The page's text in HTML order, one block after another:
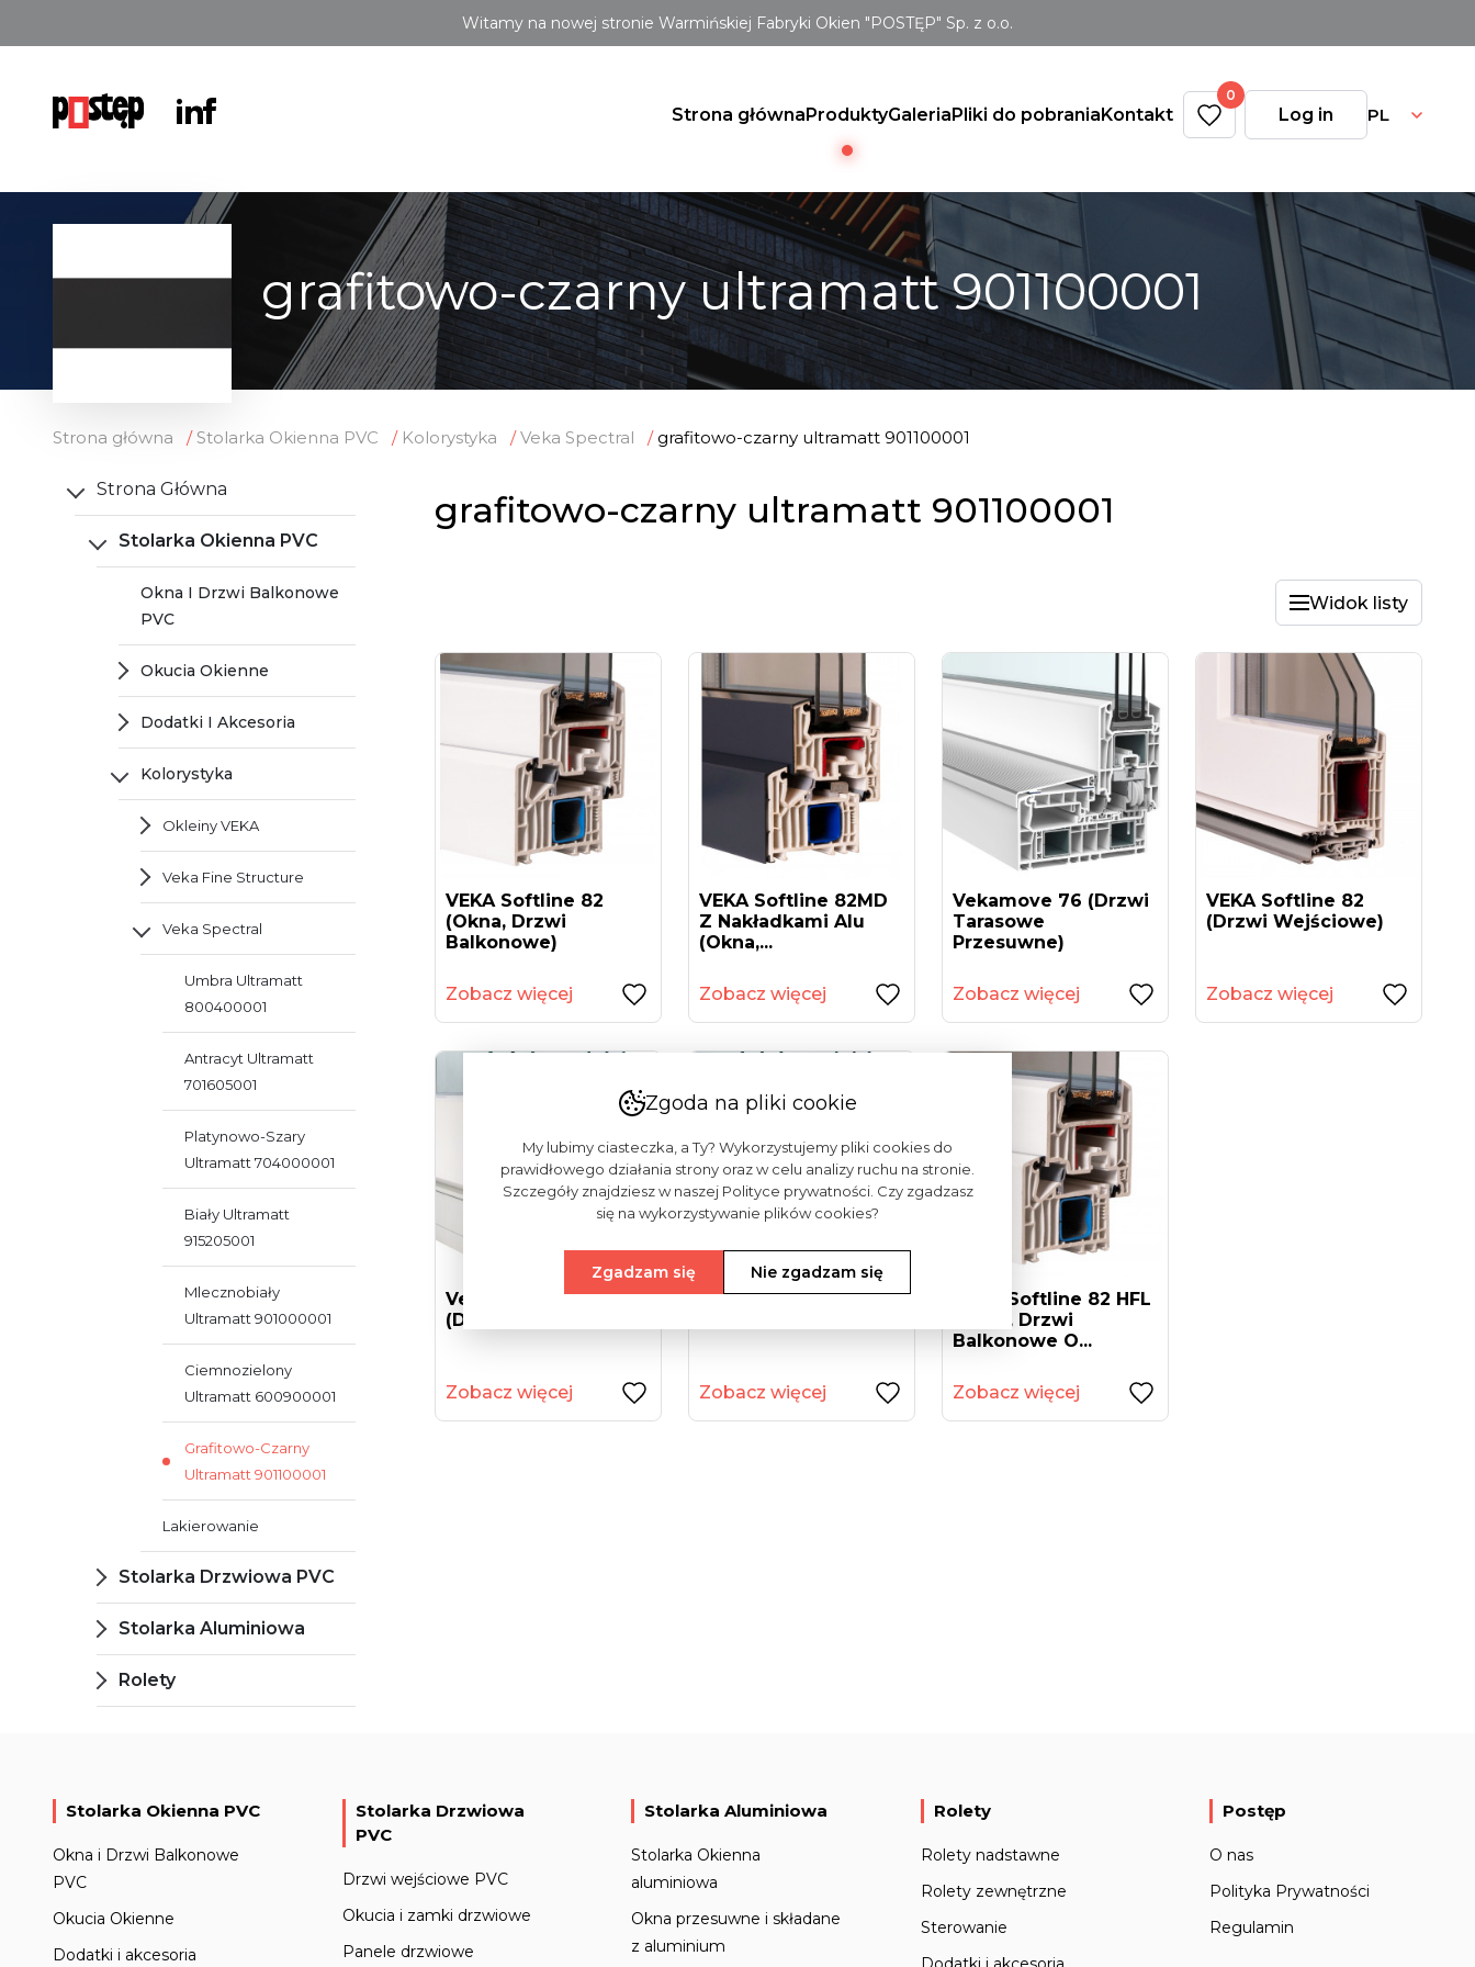
Witamy na nowej stronie Warmińskiej Fabryki Okien "POSTĘP" Sp. z o.o.
Strona głównaProduktyGaleriaPliki do pobraniaKontakt
0
Log in PL
grafitowo-czarny ultramatt 901100001
Strona główna Stolarka Okienna PVC Kolorystyka Veka Spectral grafitowo-czarny ultramatt 901100001
Strona Główna
Stolarka Okienna PVC
Okna I Drzwi Balkonowe
PVC
Okucia Okienne
Dodatki I Akcesoria
Kolorystyka
Okleiny VEKA
Veka Fine Structure
Veka Spectral
Umbra Ultramatt
800400001
Antracyt Ultramatt
701605001
Platynowo-Szary
Ultramatt 704000001
Biały Ultramatt
915205001
Mlecznobiały
Ultramatt 901000001
Ciemnozielony
Ultramatt 600900001
Grafitowo-Czarny
Ultramatt 901100001
Lakierowanie
Stolarka Drzwiowa PVC
Stolarka Aluminiowa
Rolety
grafitowo-czarny ultramatt 901100001
Widok listy
VEKA Softline 82
(okna, Drzwi
Balkonowe)
Zobacz więcej
VEKA Softline 82MD
Z Nakładkami Alu
(okna,...
Zobacz więcej
Vekamove 76 (drzwi
Tarasowe
Przesuwne)
Zobacz więcej
VEKA Softline 82
(drzwi Wejściowe)
Zobacz więcej
Vekamotion 82
(drzwi Tarasowe...
Zobacz więcej
Vekamotion 82 Max
Zobacz więcej
VEKA Softline 82 HFL
(okna, Drzwi
Balkonowe O...
Zobacz więcej
Stolarka Okienna PVC
Okna i Drzwi Balkonowe
PVC
Okucia Okienne
Dodatki i akcesoria
Stolarka Drzwiowa
PVC
Drzwi wejściowe PVC
Okucia i zamki drzwiowe
Panele drzwiowe
Stolarka Aluminiowa
Stolarka Okienna
aluminiowa
Okna przesuwne i składane
z aluminium
Rolety
Rolety nadstawne
Rolety zewnętrzne
Sterowanie
Postęp
O nas
Polityka Prywatności
Regulamin
Zgoda na pliki cookie
My lubimy ciasteczka, a Ty? Wykorzystujemy pliki cookies do
prawidłowego działania strony oraz w celu analizy ruchu na stronie.
Szczegóły znajdziesz w naszej Polityce prywatności. Czy zgadzasz
się na wykorzystywanie plików cookies?
Zgadzam się Nie zgadzam się